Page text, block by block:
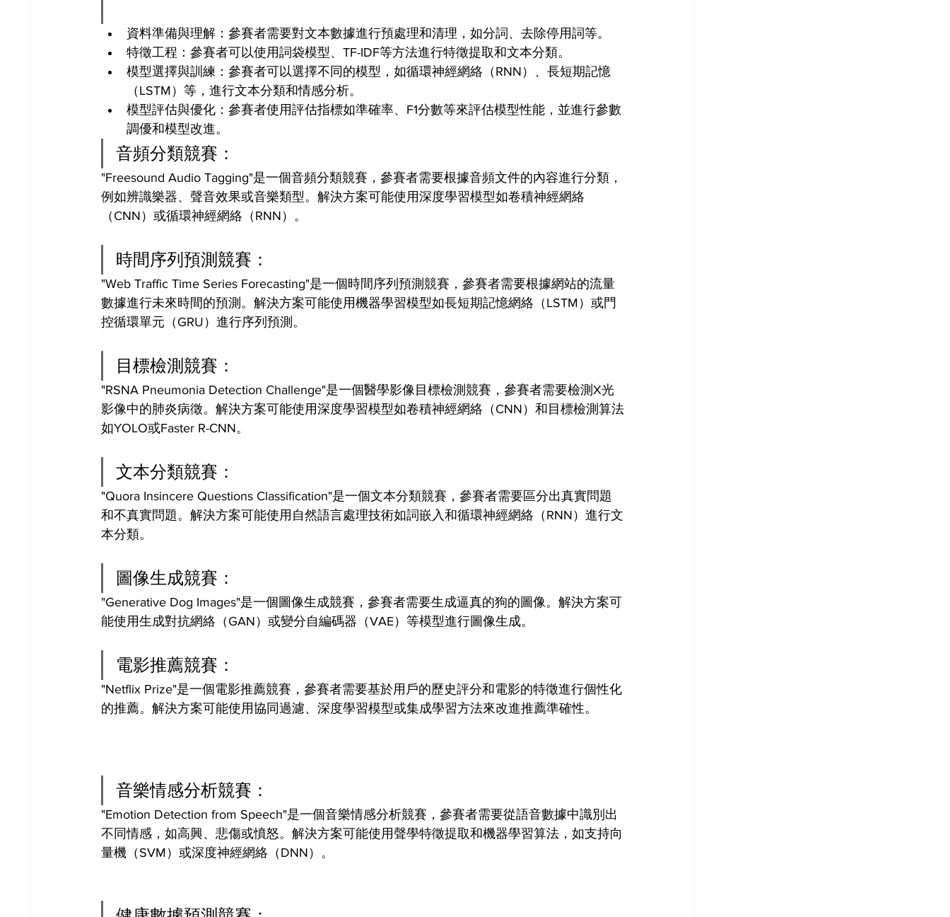
資料準備與理解：參賽者需要對文本數據進行預處理和清理，如分詞、去除停用詞等。
特徵工程：參賽者可以使用詞袋模型、TF-IDF等方法進行特徵提取和文本分類。
模型選擇與訓練：參賽者可以選擇不同的模型，如循環神經網絡（RNN）、長短期記憶
（LSTM）等，進行文本分類和情感分析。
模型評估與優化：參賽者使用評估指標如準確率、F1分數等來評估模型性能，並進行參數
調優和模型改進。
音頻分類競賽：
"Freesound Audio Tagging"是一個音頻分類競賽，參賽者需要根據音頻文件的內容進行分類，
例如辨識樂器、聲音效果或音樂類型。解決方案可能使用深度學習模型如卷積神經網絡
（CNN）或循環神經網絡（RNN）。
時間序列預測競賽：
"Web Traffic Time Series Forecasting"是一個時間序列預測競賽，參賽者需要根據網站的流量
數據進行未來時間的預測。解決方案可能使用機器學習模型如長短期記憶網絡（LSTM）或門
控循環單元（GRU）進行序列預測。
目標檢測競賽：
"RSNA Pneumonia Detection Challenge"是一個醫學影像目標檢測競賽，參賽者需要檢測X光
影像中的肺炎病徵。解決方案可能使用深度學習模型如卷積神經網絡（CNN）和目標檢測算法
如YOLO或Faster R-CNN。
文本分類競賽：
"Quora Insincere Questions Classification"是一個文本分類競賽，參賽者需要區分出真實問題
和不真實問題。解決方案可能使用自然語言處理技術如詞嵌入和循環神經網絡（RNN）進行文
本分類。
圖像生成競賽：
"Generative Dog Images"是一個圖像生成競賽，參賽者需要生成逼真的狗的圖像。解決方案可
能使用生成對抗網絡（GAN）或變分自編碼器（VAE）等模型進行圖像生成。
電影推薦競賽：
"Netflix Prize"是一個電影推薦競賽，參賽者需要基於用戶的歷史評分和電影的特徵進行個性化
的推薦。解決方案可能使用協同過濾、深度學習模型或集成學習方法來改進推薦準確性。
音樂情感分析競賽：
"Emotion Detection from Speech"是一個音樂情感分析競賽，參賽者需要從語音數據中識別出
不同情感，如高興、悲傷或憤怒。解決方案可能使用聲學特徵提取和機器學習算法，如支持向
量機（SVM）或深度神經網絡（DNN）。